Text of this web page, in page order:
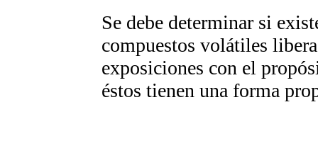
Se debe determinar si
compuestos volátiles
exposiciones con el
éstos tienen una forma